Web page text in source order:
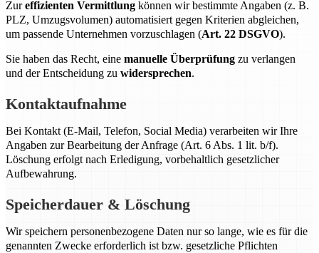
Zureffizienten Vermittlung können wir bestimmte Angaben (z. B.
PLZ, Umzugsvolumen) automatisiert gegen Kriterien abgleichen,
um passende Unternehmen vorzuschlagen (Art. 22 DSGVO).
Sie haben das Recht, eine manuelle Überprüfung zu verlangen
und der Entscheidung zu widersprechen.
Kontaktaufnahme
Bei Kontakt (E-Mail, Telefon, Social Media) verarbeiten wir Ihre
Angaben zur Bearbeitung der Anfrage (Art. 6 Abs. 1 lit. b/f).
Löschung erfolgt nach Erledigung, vorbehaltlich gesetzlicher
Aufbewahrung.
Speicherdauer & Löschung
Wir speichern personenbezogene Daten nur so lange, wie es für die
genannten Zwecke erforderlich ist bzw. gesetzliche Pflichten